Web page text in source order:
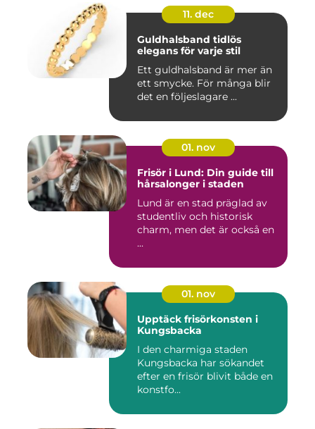
11. dec
Guldhalsband tidlös
elegans för varje stil
Ett guldhalsband är mer än
ett smycke. För många blir
det en följeslagare ...
01. nov
Frisör i Lund: Din guide till
hårsalonger i staden
Lund är en stad präglad av
studentliv och historisk
charm, men det är också en
...
01. nov
Upptäck frisörkonsten i
Kungsbacka
I den charmiga staden
Kungsbacka har sökandet
efter en frisör blivit både en
konstfo...